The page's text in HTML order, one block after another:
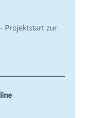
Projektstart zur